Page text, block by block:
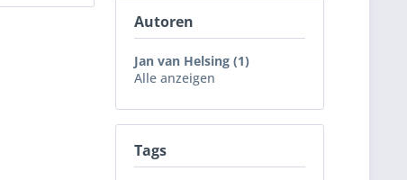
Autoren
Jan van Helsing (1)
Alle anzeigen
Tags